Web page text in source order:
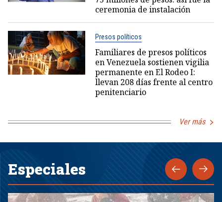
ceremonia de instalación
Presos políticos
Familiares de presos políticos
en Venezuela sostienen vigilia
permanente en El Rodeo I:
llevan 208 días frente al centro
penitenciario
Ver más
Especiales